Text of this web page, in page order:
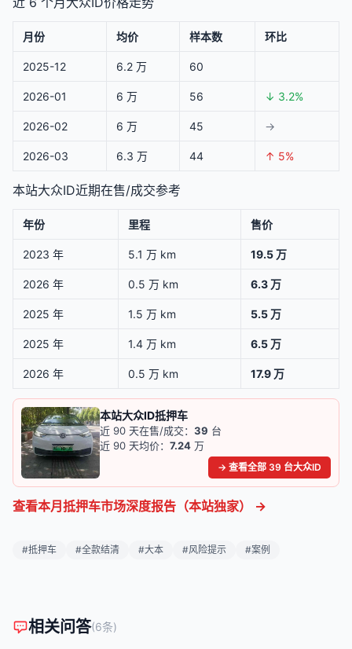
月份 均价 样本数 环比
2025-12 6.2 万 60
2026-01 6 万 56 ↓ 3.2%
2026-02 6 万 45 →
2026-03 6.3 万 44 ↑ 5%
本站大众ID近期在售/成交参考
年份 里程 售价
2023 年 5.1 万 km 19.5 万
2026 年 0.5 万 km 6.3 万
2025 年 1.5 万 km 5.5 万
2025 年 1.4 万 km 6.5 万
2026 年 0.5 万 km 17.9 万
本站大众ID抵押车
近 90 天在售/成交： 39 台
近 90 天均价： 7.24 万
→ 查看全部 39 台大众ID
查看本月抵押车市场深度报告（本站独家） →
#抵押车 #全款结清 #大本 #风险提示 #案例
相关问答(6条)